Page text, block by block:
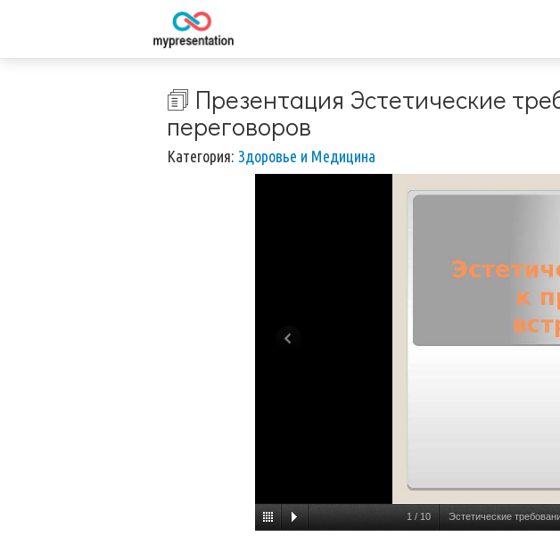
🗊 Презентация Эстетические
переговоров
Категория: Здоровье и Медицина
1 / 10 Эстетические